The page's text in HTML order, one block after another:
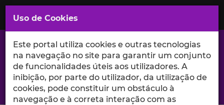
Saltar
para
Conteúdo
Principal
A excelência da investigação e ciência no Iscte
Uso de Cookies
Este portal utiliza cookies e outras tecnologias
na navegação no site para garantir um conjunto
de funcionalidades úteis aos utilizadores. A
inibição, por parte do utilizador, da utilização de
cookies, pode constituir um obstáculo à
navegação e à correta interação com as